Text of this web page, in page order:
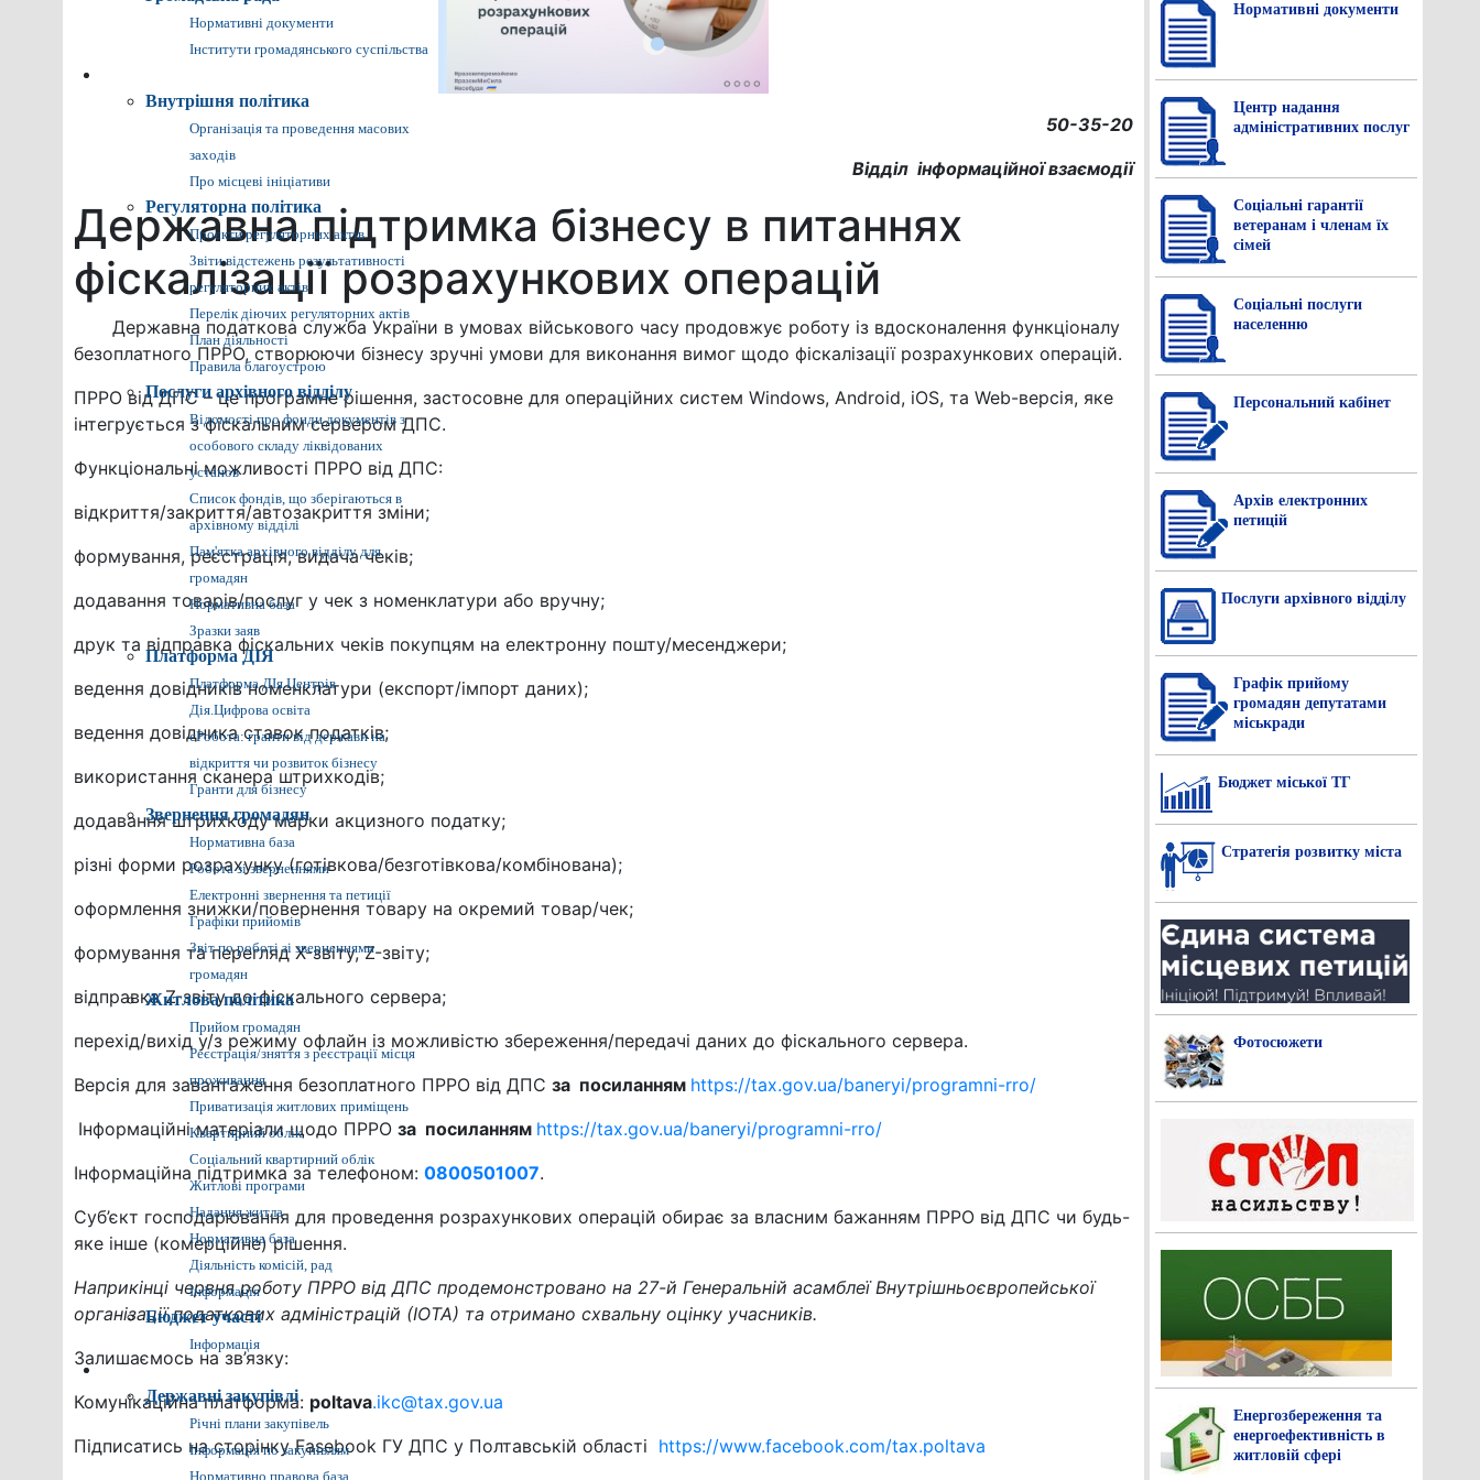
Нормативні документи
Інститути громадянського суспільства
Внутрішня політика
Організація та проведення масових
заходів
Про місцеві ініціативи
Регуляторна політика
Проєкти регуляторних актів
Звіти відстежень результативності
регуляторних актів
Перелік діючих регуляторних актів
План діяльності
Правила благоустрою
Послуги архівного відділу
Відомості про фонди документів з
особового складу ліквідованих
установ
Список фондів, що зберігаються в
архівному відділі
Пам'ятка архівного відділу для
громадян
Нормативна база
Зразки заяв
Платформа ДІЯ
Платформа ДІя.Центрів
Дія.Цифрова освіта
єРобота: гранти від держави на
відкриття чи розвиток бізнесу
Гранти для бізнесу
Звернення громадян
Нормативна база
Робота зі зверненнями
Електронні звернення та петиції
Графіки прийомів
Звіт по роботі зі зверненнями
громадян
Житлова політика
Прийом громадян
Реєстрація/зняття з реєстрації місця
проживання
Приватизація житлових приміщень
Квартирний облік
Соціальний квартирний облік
Житлові програми
Надання житла
Нормативна база
Діяльність комісій, рад
Інформація
Бюджет участі
Інформація
Державні закупівлі
Річні плани закупівель
Інформація по закупівлям
Нормативно правова база
50-35-20
Відділ інформаційної взаємодії
Державна підтримка бізнесу в питаннях
фіскалізації розрахункових операцій
Державна податкова служба України в умовах військового часу продовжує роботу із вдосконалення функціоналу
безоплатного ПРРО, створюючи бізнесу зручні умови для виконання вимог щодо фіскалізації розрахункових операцій.
ПРРО від ДПС – це програмне рішення, застосовне для операційних систем Windows, Android, iOS, та Web-версія, яке
інтегрується з фіскальним сервером ДПС.
Функціональні можливості ПРРО від ДПС:
відкриття/закриття/автозакриття зміни;
формування, реєстрація, видача чеків;
додавання товарів/послуг у чек з номенклатури або вручну;
друк та відправка фіскальних чеків покупцям на електронну пошту/месенджери;
ведення довідників номенклатури (експорт/імпорт даних);
ведення довідника ставок податків;
використання сканера штрихкодів;
додавання штрихкоду марки акцизного податку;
різні форми розрахунку (готівкова/безготівкова/комбінована);
оформлення знижки/повернення товару на окремий товар/чек;
формування та перегляд X-звіту, Z-звіту;
відправка Z-звіту до фіскального сервера;
перехід/вихід у/з режиму офлайн із можливістю збереження/передачі даних до фіскального сервера.
Версія для завантаження безоплатного ПРРО від ДПС за посиланням https://tax.gov.ua/baneryi/programni-rro/
Інформаційні матеріали щодо ПРРО за посиланням https://tax.gov.ua/baneryi/programni-rro/
Інформаційна підтримка за телефоном: 0800501007.
Суб’єкт господарювання для проведення розрахункових операцій обирає за власним бажанням ПРРО від ДПС чи будь-
яке інше (комерційне) рішення.
Наприкінці червня роботу ПРРО від ДПС продемонстровано на 27-й Генеральній асамблеї Внутрішньоєвропейської
організації податкових адміністрацій (ІОТА) та отримано схвальну оцінку учасників.
Залишаємось на зв’язку:
Комунікаційна платформа: poltava.ikc@tax.gov.ua
Підписатись на сторінку Fasebook ГУ ДПС у Полтавській області https://www.facebook.com/tax.poltava
Нормативнi документи
Центр надання
адміністративних послуг
Соціальні гарантії
ветеранам і членам їх
сімей
Соціальні послуги
населенню
Персональний кабінет
Архів електронних
петицій
Послуги архівного відділу
Графік прийому
громадян депутатами
міськради
Бюджет міської ТГ
Стратегія розвитку міста
Фотосюжети
Енергозбереження та
енергоефективність в
житловій сфері